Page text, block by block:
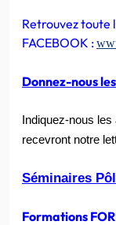
Retrouvez toute
FACEBOOK :
Donnez-nous
Indiquez-nous
recevront notre
Séminaires
Formations